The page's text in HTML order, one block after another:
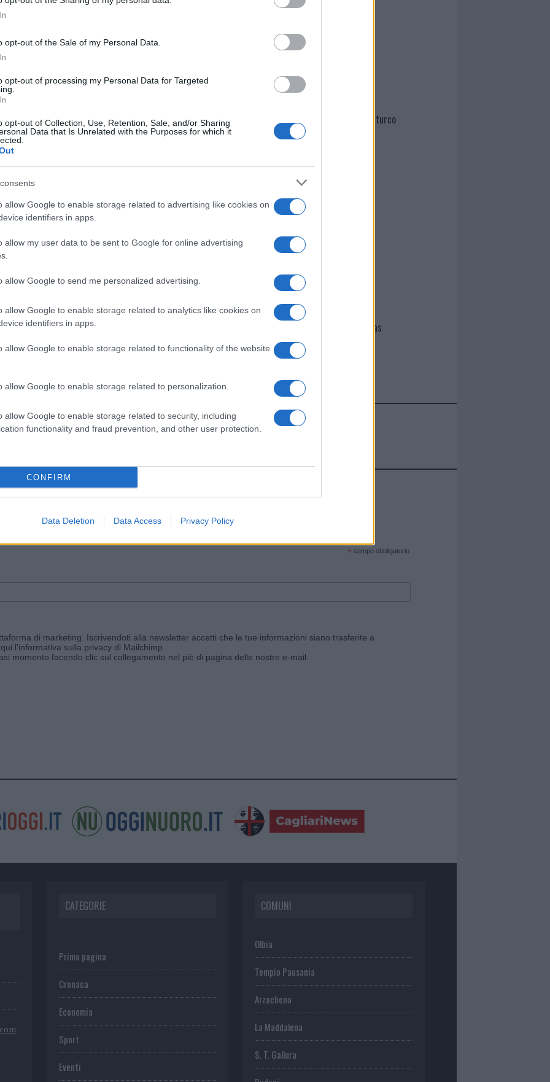
opt-out of the Sale of my Personal Data.
opt-out of processing my Personal Data for Targeted
opt-out of Collection, Use, Retention, Sale, and/or Sharing
Data that Is Unrelated with the Purposes for which it
allow Google to enable storage related to advertising like cookies on
identifiers in apps.
allow my user data to be sent to Google for online advertising
allow Google to send me personalized advertising.
allow Google to enable storage related to analytics like cookies on
identifiers in apps.
allow Google to enable storage related to functionality of the website
allow Google to enable storage related to personalization.
allow Google to enable storage related to security, including
functionality and fraud prevention, and other user protection.
CONFIRM
Data Deletion Data Access Privacy Policy
paese, sempre in prima linea nel supporto
nella sezione
Martina Agostina Diturco
I nostri cari
I nostri cari
Giovannimaria Cabras
Invia un Comunicato Stampa|Pubblicità|Segnala
e ricevi le nostre email periodiche contenenti le ultime notizie pubblicate sul sito web!
* campo obbligatorio
di marketing. Iscrivendoti alla newsletter accetti che le tue informazioni siano trasferite a
l'informativa sulla privacy di Mailchimp
momento facendo clic sul collegamento nel piè di pagina delle nostre e-mail.
CATEGORIE
Prima pagina
Cronaca
Economia
Sport
Eventi
COMUNI
Olbia
Tempio Pausania
Arzachena
La Maddalena
S. T. Gallura